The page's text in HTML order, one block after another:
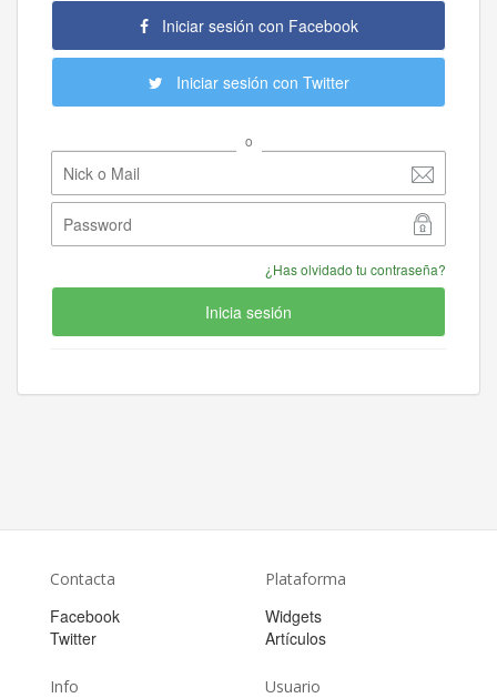
Iniciar sesión con Facebook
Iniciar sesión con Twitter
o
¿Has olvidado tu contraseña?
Inicia sesión
Contacta
Facebook
Twitter
Plataforma
Widgets
Artículos
Info Usuario